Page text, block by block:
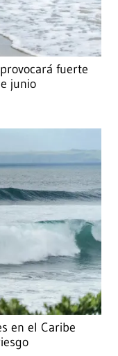
fuerte
junio
en el Caribe